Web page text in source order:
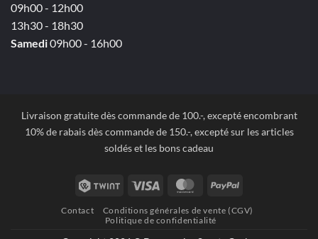
09h00 - 12h00
13h30 - 18h30
Samedi09h00 - 16h00
Livraison gratuite dès commande de 100.-, excepté encombrant
10% de rabais dès commande de 150.-, excepté sur les articles
soldés et les bons cadeau
Twint Visa MasterCardPayPal
Contact
Conditions générales de vente (CGV)
Politique de confidentialité